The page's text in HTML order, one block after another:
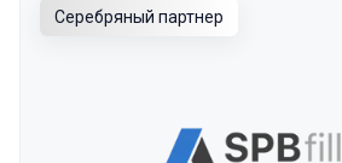
Серебряный партнер